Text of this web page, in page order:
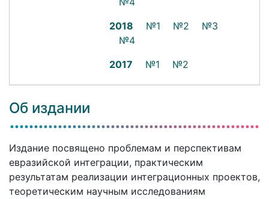
2018
№1 №2
№3
№4
2017
№1 №2
Об издании
Издание посвящено проблемам и перспективам
евразийской интеграции, практическим
результатам реализации интеграционных проектов,
теоретическим научным исследованиям